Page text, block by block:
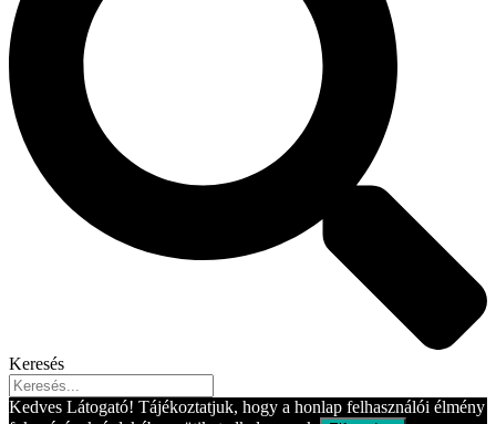
Keresés
Kedves Látogató! Tájékoztatjuk, hogy a honlap felhasználói élmény